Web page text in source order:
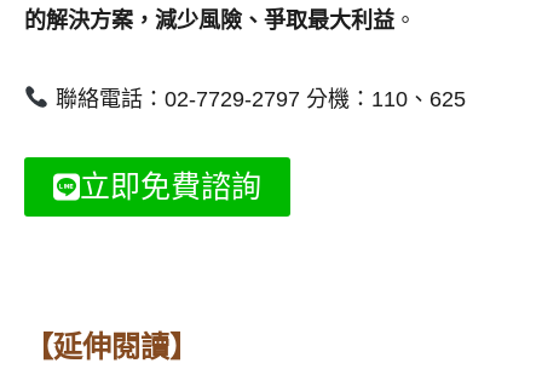
的解決方案，減少風險、爭取最大利益 。
聯絡電話：02-7729-2797 分機：110、625
立即免費諮詢
【延伸閱讀】